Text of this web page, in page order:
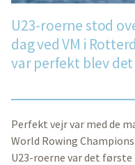
U23-roerne stod
dag ved VM i
var perfekt blev
Perfekt vejr var med de
World Rowing
U23-roerne var det